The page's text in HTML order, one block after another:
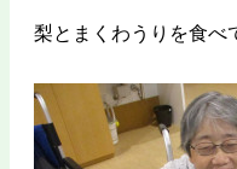
梨とまくわうりを食べ